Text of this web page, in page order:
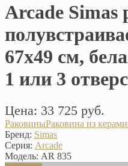
Arcade Simas
67х49 см,
1 или 3
Цена: 33 725 руб.
РаковиныРаковина из
Бренд: Simas
Серия: Arcade
Модель: AR 835